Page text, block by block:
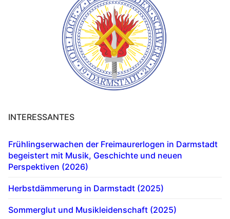
INTERESSANTES
Frühlingserwachen der Freimaurerlogen in Darmstadt
begeistert mit Musik, Geschichte und neuen
Perspektiven (2026)
Herbstdämmerung in Darmstadt (2025)
Sommerglut und Musikleidenschaft (2025)